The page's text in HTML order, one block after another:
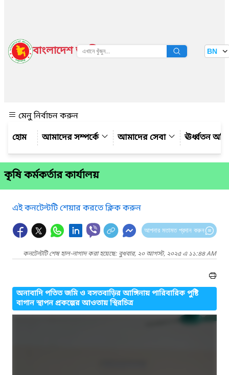
বাংলাদেশ জাতীয় তথ্য বাতায়ন BN
মেনু নির্বাচন করুন
আমাদের সম্পর্কে
আমাদের সেবা ঊর্ধ্বতন
কৃষি কর্মকর্তার কার্যালয়
এই কনটেন্টটি শেয়ার করতে ক্লিক করুন
আপনার মতামত প্রদান করুন
কনটেন্টটি শেষ হাল-নাগাদ করা হয়েছে: বুধবার, ২০ আগস্ট, ২০২৫ এ ১১:৪৪ AM
অনাবাদি পতিত জমি ও বসতবাড়ির আঙ্গিনায় পারিবারিক পুষ্টি
বাগান স্থাপন প্রকল্পের আওতায় স্থিরচিত্র